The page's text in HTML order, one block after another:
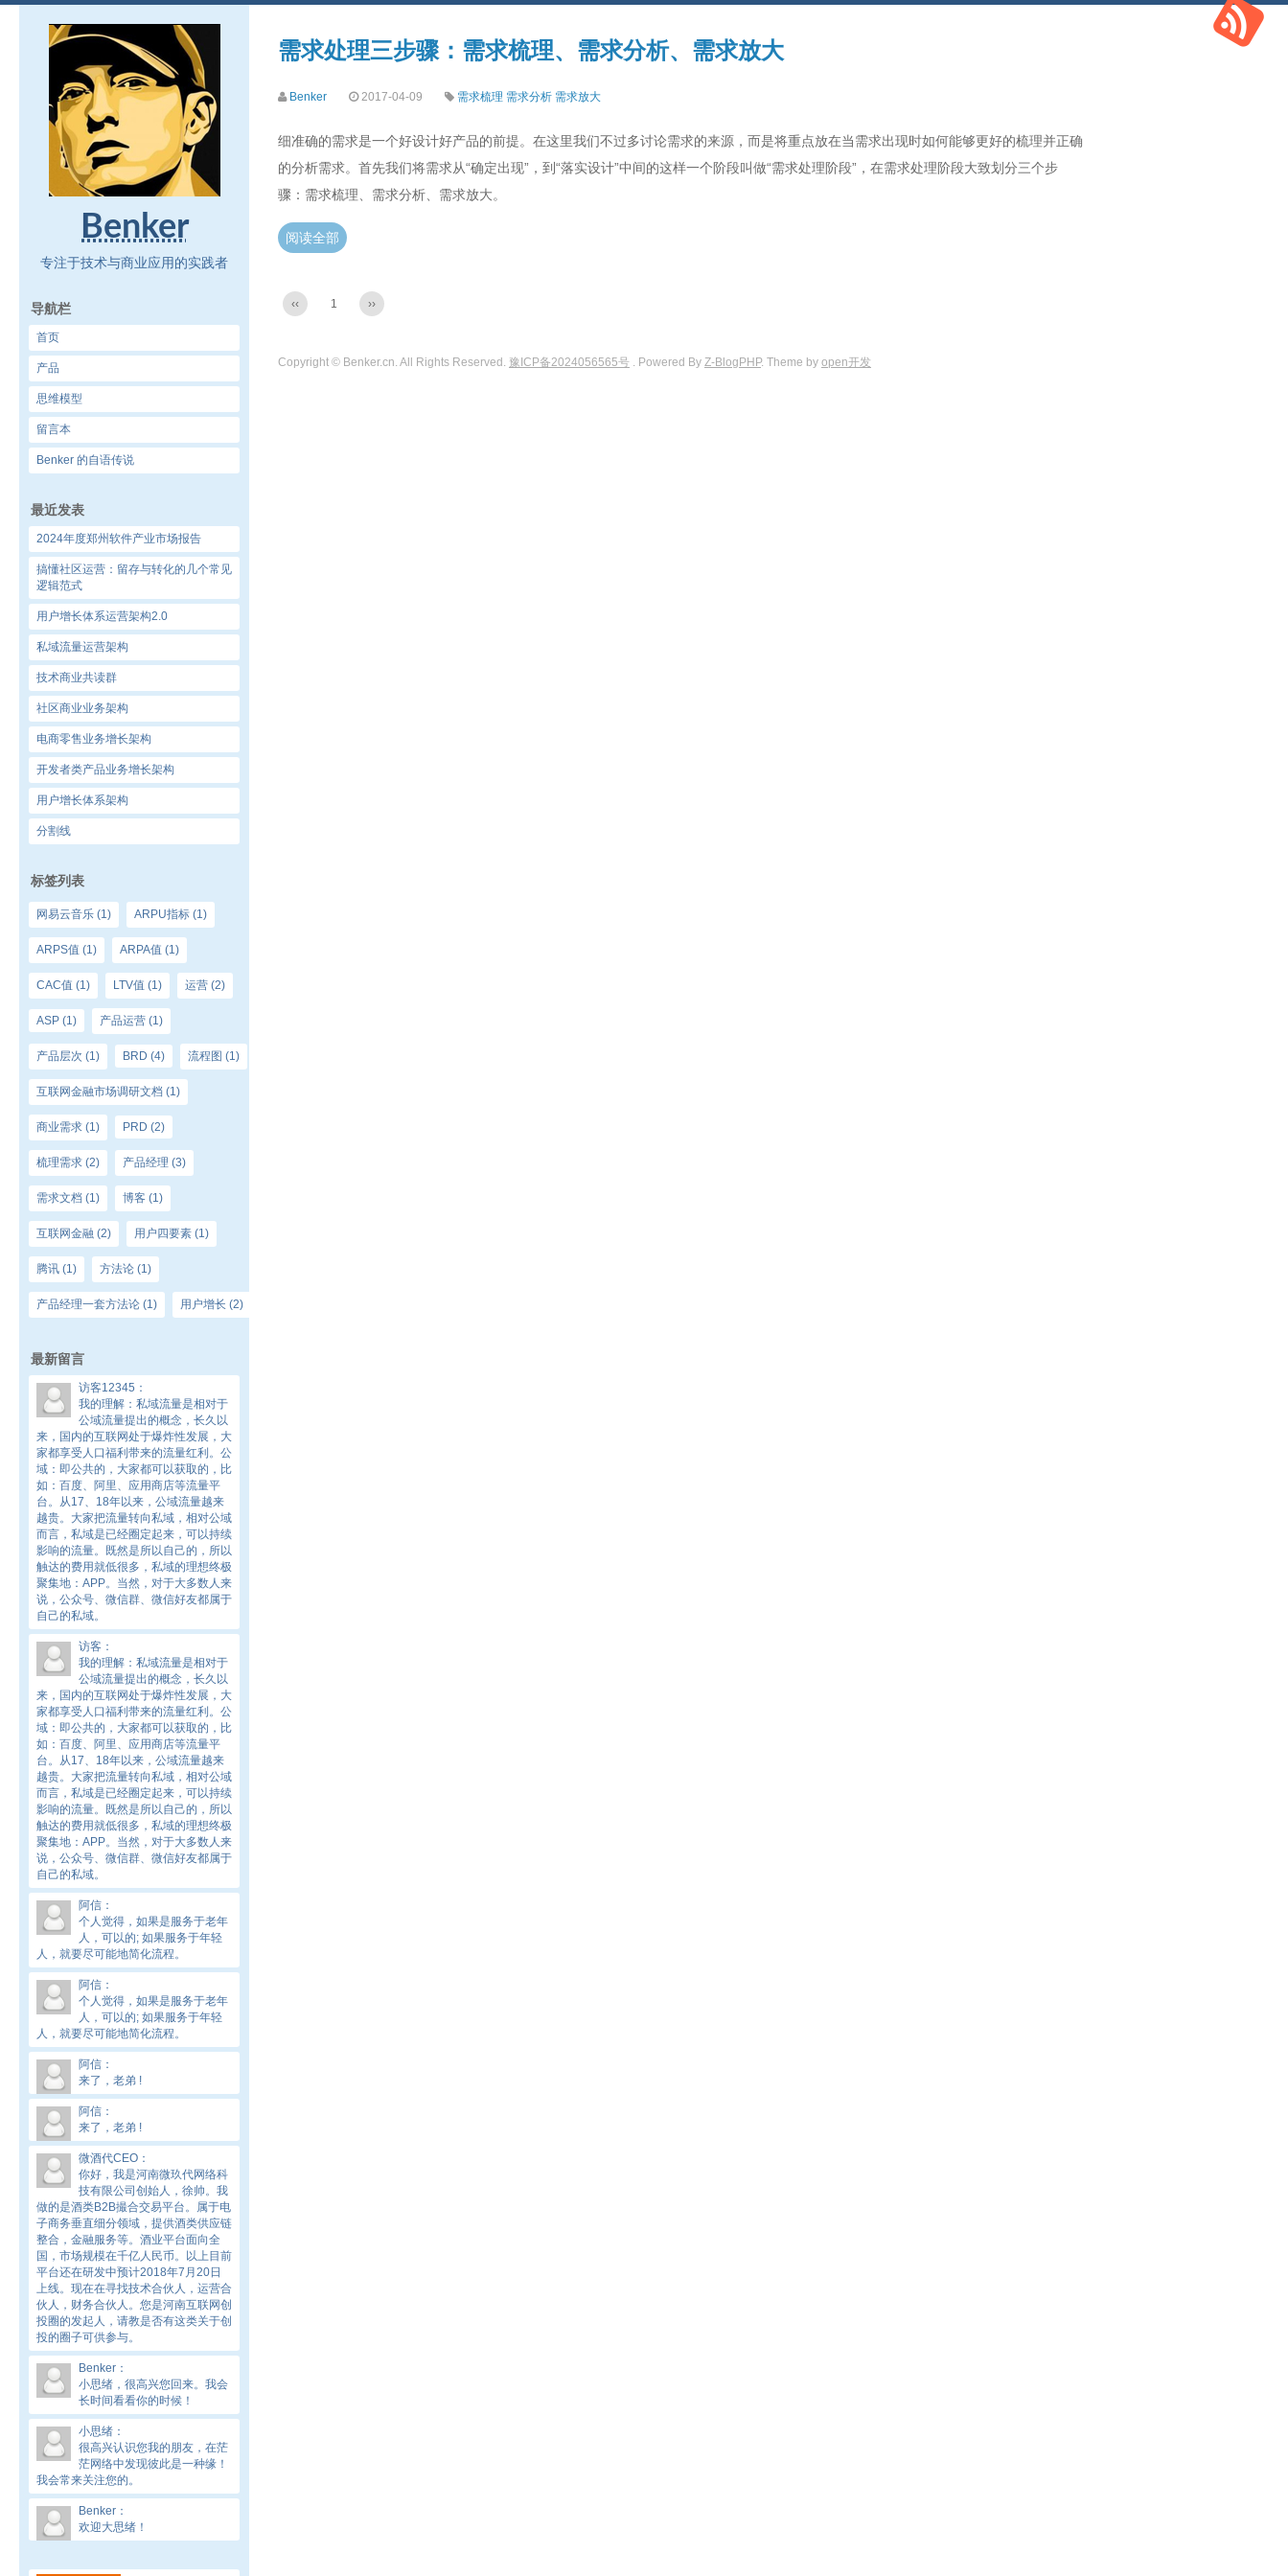
Benker
专注于技术与商业应用的实践者
导航栏
首页
产品
思维模型
留言本
Benker 的自语传说
最近发表
2024年度郑州软件产业市场报告
搞懂社区运营：留存与转化的几个常见
逻辑范式
用户增长体系运营架构2.0
私域流量运营架构
技术商业共读群
社区商业业务架构
电商零售业务增长架构
开发者类产品业务增长架构
用户增长体系架构
分割线
标签列表
网易云音乐 (1) ARPU指标 (1)
ARPS值 (1) ARPA值 (1)
CAC值 (1) LTV值 (1) 运营 (2)
ASP (1) 产品运营 (1)
产品层次 (1) BRD (4) 流程图 (1)
互联网金融市场调研文档 (1)
商业需求 (1) PRD (2)
梳理需求 (2) 产品经理 (3)
需求文档 (1) 博客 (1)
互联网金融 (2) 用户四要素 (1)
腾讯 (1) 方法论 (1)
产品经理一套方法论 (1) 用户增长 (2)
最新留言
访客12345 ：
我的理解：私域流量是相对于
公域流量提出的概念，长久以
来，国内的互联网处于爆炸性发展，大
家都享受人口福利带来的流量红利。公
域：即公共的，大家都可以获取的，比
如：百度、阿里、应用商店等流量平
台。从17、18年以来，公域流量越来
越贵。大家把流量转向私域，相对公域
而言，私域是已经圈定起来，可以持续
影响的流量。既然是所以自己的，所以
触达的费用就低很多，私域的理想终极
聚集地：APP。当然，对于大多数人来
说，公众号、微信群、微信好友都属于
自己的私域。
访客 ：
我的理解：私域流量是相对于
公域流量提出的概念，长久以
来，国内的互联网处于爆炸性发展，大
家都享受人口福利带来的流量红利。公
域：即公共的，大家都可以获取的，比
如：百度、阿里、应用商店等流量平
台。从17、18年以来，公域流量越来
越贵。大家把流量转向私域，相对公域
而言，私域是已经圈定起来，可以持续
影响的流量。既然是所以自己的，所以
触达的费用就低很多，私域的理想终极
聚集地：APP。当然，对于大多数人来
说，公众号、微信群、微信好友都属于
自己的私域。
阿信 ：
个人觉得，如果是服务于老年
人，可以的; 如果服务于年轻
人，就要尽可能地简化流程。
阿信 ：
个人觉得，如果是服务于老年
人，可以的; 如果服务于年轻
人，就要尽可能地简化流程。
阿信 ：
来了，老弟 !
阿信 ：
来了，老弟 !
微酒代CEO ：
你好，我是河南微玖代网络科
技有限公司创始人，徐帅。我
做的是酒类B2B撮合交易平台。属于电
子商务垂直细分领域，提供酒类供应链
整合，金融服务等。酒业平台面向全
国，市场规模在千亿人民币。以上目前
平台还在研发中预计2018年7月20日
上线。现在在寻找技术合伙人，运营合
伙人，财务合伙人。您是河南互联网创
投圈的发起人，请教是否有这类关于创
投的圈子可供参与。
Benker ：
小思绪，很高兴您回来。我会
长时间看看你的时候！
小思绪 ：
很高兴认识您我的朋友，在茫
茫网络中发现彼此是一种缘！
我会常来关注您的。
Benker ：
欢迎大思绪！
需求处理三步骤：需求梳理、需求分析、需求放大
Benker 2017-04-09 需求梳理 需求分析 需求放大
细准确的需求是一个好设计好产品的前提。在这里我们不过多讨论需求的来源，而是将重点放在当需求出现时如何能够更好的梳理并正确
的分析需求。首先我们将需求从“确定出现”，到“落实设计”中间的这样一个阶段叫做“需求处理阶段”，在需求处理阶段大致划分三个步
骤：需求梳理、需求分析、需求放大。
阅读全部
‹‹ 1 ››
Copyright © Benker.cn. All Rights Reserved. 豫ICP备2024056565号 . Powered By Z-BlogPHP. Theme by open开发